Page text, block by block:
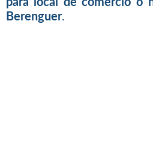
para local de comercio o
Berenguer.